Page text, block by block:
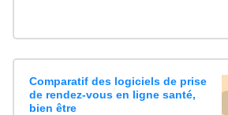
Comparatif des logiciels de prise
de rendez-vous en ligne santé,
bien être